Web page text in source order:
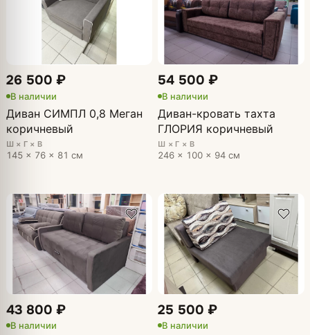
26 500 ₽
В наличии
Диван СИМПЛ 0,8 Меган
коричневый
Ш × Г × В
145 × 76 × 81 см
54 500 ₽
В наличии
Диван-кровать тахта
ГЛОРИЯ коричневый
Ш × Г × В
246 × 100 × 94 см
43 800 ₽
В наличии
25 500 ₽
В наличии